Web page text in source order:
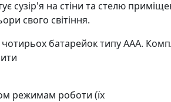
сузір'я на стіни та стелю
свого світіння.
батарейок типу ААА.
режимам роботи (їх